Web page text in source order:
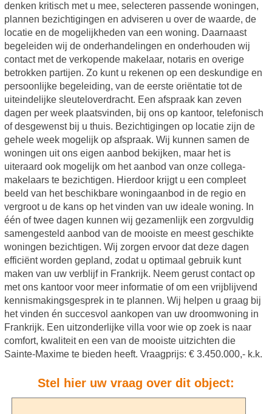
denken kritisch met u mee, selecteren passende woningen,
plannen bezichtigingen en adviseren u over de waarde, de
locatie en de mogelijkheden van een woning. Daarnaast
begeleiden wij de onderhandelingen en onderhouden wij
contact met de verkopende makelaar, notaris en overige
betrokken partijen. Zo kunt u rekenen op een deskundige en
persoonlijke begeleiding, van de eerste oriëntatie tot de
uiteindelijke sleuteloverdracht. Een afspraak kan zeven
dagen per week plaatsvinden, bij ons op kantoor, telefonisch
of desgewenst bij u thuis. Bezichtigingen op locatie zijn de
gehele week mogelijk op afspraak. Wij kunnen samen de
woningen uit ons eigen aanbod bekijken, maar het is
uiteraard ook mogelijk om het aanbod van onze collega-
makelaars te bezichtigen. Hierdoor krijgt u een compleet
beeld van het beschikbare woningaanbod in de regio en
vergroot u de kans op het vinden van uw ideale woning. In
één of twee dagen kunnen wij gezamenlijk een zorgvuldig
samengesteld aanbod van de mooiste en meest geschikte
woningen bezichtigen. Wij zorgen ervoor dat deze dagen
efficiënt worden gepland, zodat u optimaal gebruik kunt
maken van uw verblijf in Frankrijk. Neem gerust contact op
met ons kantoor voor meer informatie of om een vrijblijvend
kennismakingsgesprek in te plannen. Wij helpen u graag bij
het vinden én succesvol aankopen van uw droomwoning in
Frankrijk. Een uitzonderlijke villa voor wie op zoek is naar
comfort, kwaliteit en een van de mooiste uitzichten die
Sainte-Maxime te bieden heeft. Vraagprijs: € 3.450.000,- k.k.
Stel hier uw vraag over dit object: